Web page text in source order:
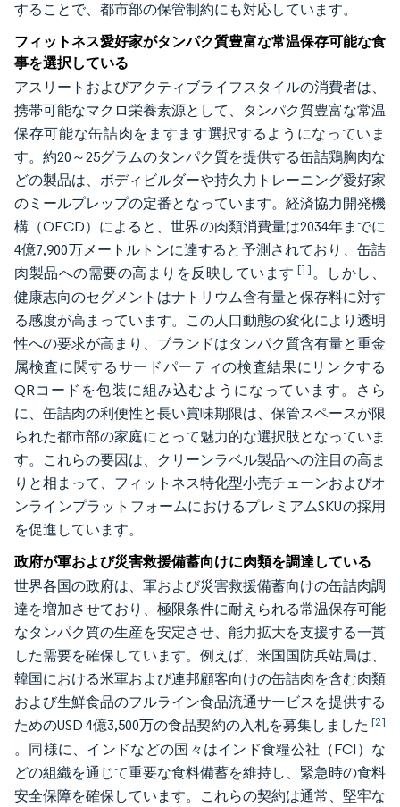
することで、都市部の保管制約にも対応しています。
フィットネス愛好家がタンパク質豊富な常温保存可能な食
事を選択している
アスリートおよびアクティブライフスタイルの消費者は、
携帯可能なマクロ栄養素源として、タンパク質豊富な常温
保存可能な缶詰肉をますます選択するようになっていま
す。約20～25グラムのタンパク質を提供する缶詰鶏胸肉な
どの製品は、ボディビルダーや持久力トレーニング愛好家
のミールプレップの定番となっています。経済協力開発機
構（OECD）によると、世界の肉類消費量は2034年までに
4億7,900万メートルトンに達すると予測されており、缶詰
肉製品への需要の高まりを反映しています[1]。しかし、
健康志向のセグメントはナトリウム含有量と保存料に対す
る感度が高まっています。この人口動態の変化により透明
性への要求が高まり、ブランドはタンパク質含有量と重金
属検査に関するサードパーティの検査結果にリンクする
QRコードを包装に組み込むようになっています。さら
に、缶詰肉の利便性と長い賞味期限は、保管スペースが限
られた都市部の家庭にとって魅力的な選択肢となっていま
す。これらの要因は、クリーンラベル製品への注目の高ま
りと相まって、フィットネス特化型小売チェーンおよびオ
ンラインプラットフォームにおけるプレミアムSKUの採用
を促進しています。
政府が軍および災害救援備蓄向けに肉類を調達している
世界各国の政府は、軍および災害救援備蓄向けの缶詰肉調
達を増加させており、極限条件に耐えられる常温保存可能
なタンパク質の生産を安定させ、能力拡大を支援する一貫
した需要を確保しています。例えば、米国国防兵站局は、
韓国における米軍および連邦顧客向けの缶詰肉を含む肉類
および生鮮食品のフルライン食品流通サービスを提供する
ためのUSD 4億3,500万の食品契約の入札を募集しました [2]
。同様に、インドなどの国々はインド食糧公社（FCI）な
どの組織を通じて重要な食料備蓄を維持し、緊急時の食料
安全保障を確保しています。これらの契約は通常、堅牢な